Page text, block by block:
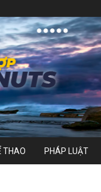
THAO PHÁP LUẬT